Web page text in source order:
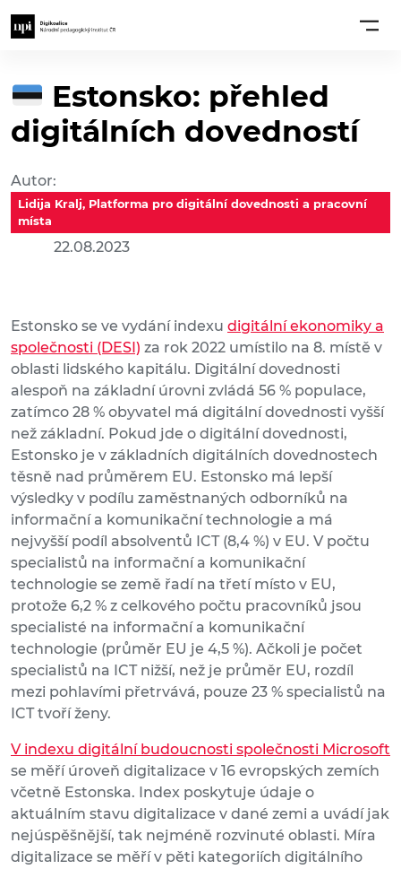
Estonsko: přehled
digitálních dovedností
Autor:
Lidija Kralj, Platforma pro digitální dovednosti a pracovní
místa
22.08.2023
Estonsko se ve vydání indexu digitální ekonomiky a
společnosti (DESI) za rok 2022 umístilo na 8. místě v
oblasti lidského kapitálu. Digitální dovednosti
alespoň na základní úrovni zvládá 56 % populace,
zatímco 28 % obyvatel má digitální dovednosti vyšší
než základní. Pokud jde o digitální dovednosti,
Estonsko je v základních digitálních dovednostech
těsně nad průměrem EU. Estonsko má lepší
výsledky v podílu zaměstnaných odborníků na
informační a komunikační technologie a má
nejvyšší podíl absolventů ICT (8,4 %) v EU. V počtu
specialistů na informační a komunikační
technologie se země řadí na třetí místo v EU,
protože 6,2 % z celkového počtu pracovníků jsou
specialisté na informační a komunikační
technologie (průměr EU je 4,5 %). Ačkoli je počet
specialistů na ICT nižší, než je průměr EU, rozdíl
mezi pohlavími přetrvává, pouze 23 % specialistů na
ICT tvoří ženy.
V indexu digitální budoucnosti společnosti Microsoft
se měří úroveň digitalizace v 16 evropských zemích
včetně Estonska. Index poskytuje údaje o
aktuálním stavu digitalizace v dané zemi a uvádí jak
nejúspěšnější, tak nejméně rozvinuté oblasti. Míra
digitalizace se měří v pěti kategoriích digitálního